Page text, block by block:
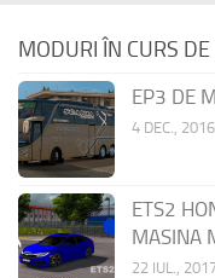
MODURI ÎN CURS
EP3 DE
4 DEC., 2016
ETS2
MASINA
22 IUL.,